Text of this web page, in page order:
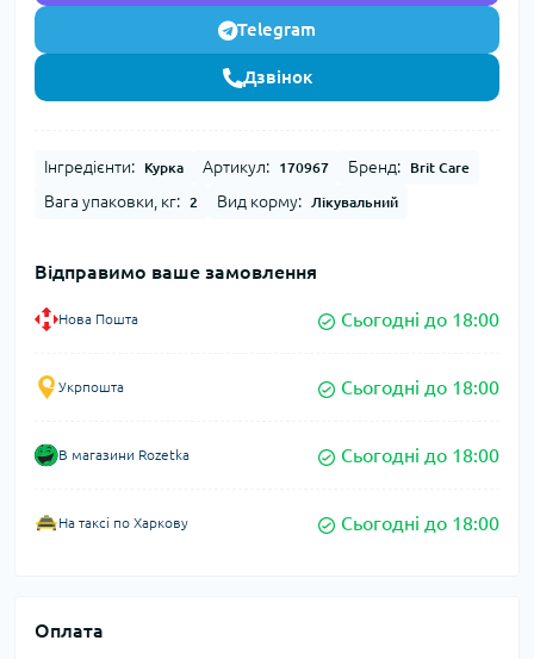
Telegram
Дзвінок
Інгредієнти: Курка Артикул: 170967 Бренд: Brit Care
Вага упаковки, кг: 2 Вид корму: Лікувальний
Відправимо ваше замовлення
Нова Пошта Сьогодні до 18:00
Укрпошта Сьогодні до 18:00
В магазини Rozetka Сьогодні до 18:00
На таксі по Харкову Сьогодні до 18:00
Оплата